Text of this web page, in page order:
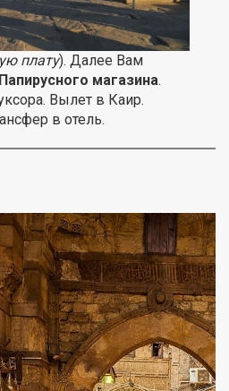
плату). Далее Вам
Папирусного магазина.
Вылет в Каир.
в отель.